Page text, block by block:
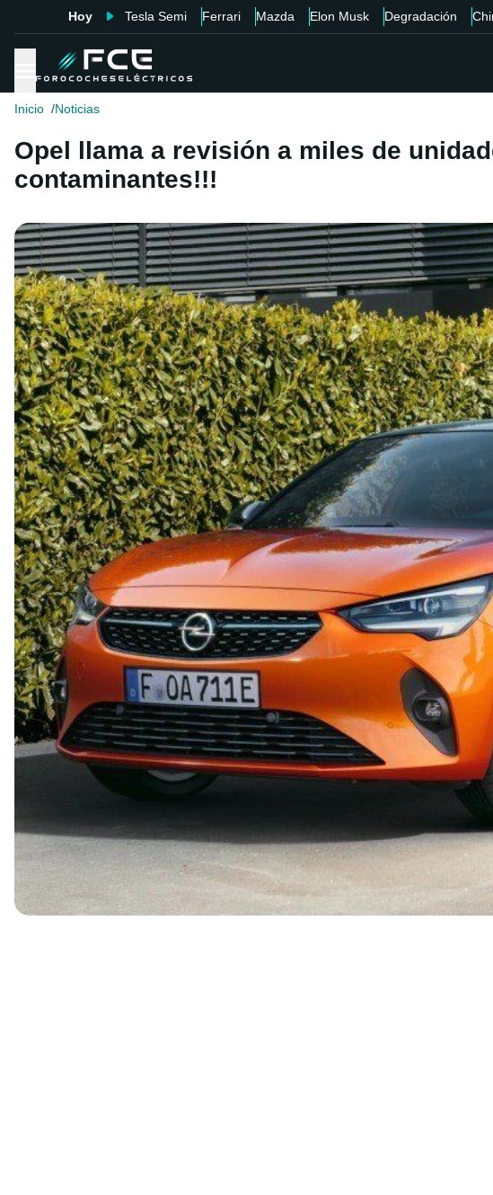
Hoy Tesla Semi Ferrari Mazda Elon Musk Degradación
Inicio Noticias
Opel llama a revisión a miles de
contaminantes!!!